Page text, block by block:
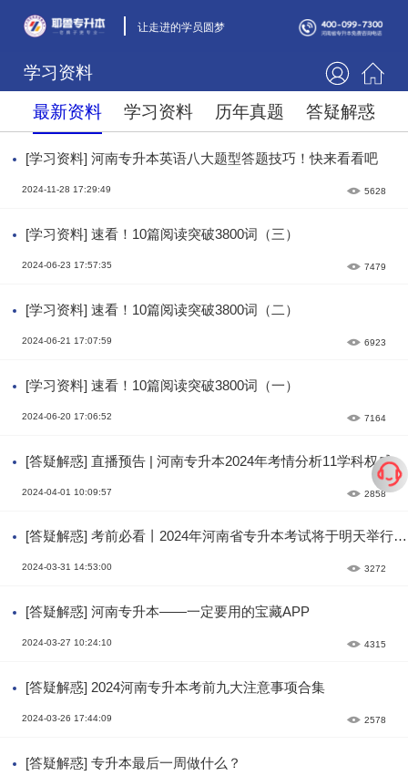
让走进的学员圆梦
学习资料
最新资料 学习资料 历年真题 答疑解惑
[学习资料] 河南专升本英语八大题型答题技巧！快来看看吧
2024-11-28 17:29:49 5628
[学习资料] 速看！10篇阅读突破3800词（三）
2024-06-23 17:57:35 7479
[学习资料] 速看！10篇阅读突破3800词（二）
2024-06-21 17:07:59 6923
[学习资料] 速看！10篇阅读突破3800词（一）
2024-06-20 17:06:52 7164
[答疑解惑] 直播预告 | 河南专升本2024年考情分析11学科权威呈
2024-04-01 10:09:57 2858
[答疑解惑] 考前必看丨2024年河南省专升本考试将于明天举行，
2024-03-31 14:53:00 3272
[答疑解惑] 河南专升本——一定要用的宝藏APP
2024-03-27 10:24:10 4315
[答疑解惑] 2024河南专升本考前九大注意事项合集
2024-03-26 17:44:09 2578
[答疑解惑] 专升本最后一周做什么？